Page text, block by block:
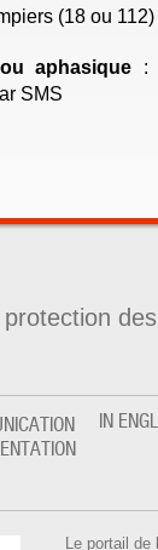
(18 ou
aphasique :
SMS
des
IN
Le portail de